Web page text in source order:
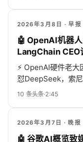
2026年3月8日 · 早报
🤖 OpenAI机器
LangChain CEO
⚡ OpenAI硬件老大
怼DeepSeek，索
五年计划，开源粉
10 条头条·2:45
2026年3月7日 · 晚报
🤖 谷歌AI概览致